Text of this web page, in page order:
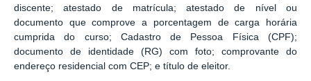
discente; atestado de matrícula; atestado de nível ou
documento que comprove a porcentagem de carga horária
cumprida do curso; Cadastro de Pessoa Física (CPF);
documento de identidade (RG) com foto; comprovante do
endereço residencial com CEP; e título de eleitor.